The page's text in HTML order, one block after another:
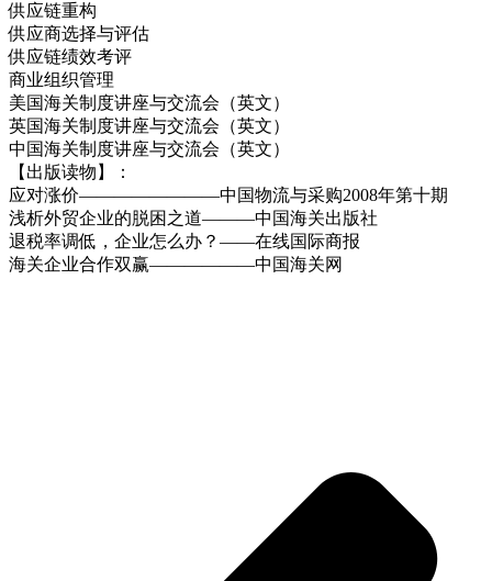
供应链重构
供应商选择与评估
供应链绩效考评
商业组织管理
美国海关制度讲座与交流会（英文）
英国海关制度讲座与交流会（英文）
中国海关制度讲座与交流会（英文）
【出版读物】：
应对涨价――――――――中国物流与采购2008年第十期
浅析外贸企业的脱困之道―――中国海关出版社
退税率调低，企业怎么办？――在线国际商报
海关企业合作双赢――――――中国海关网